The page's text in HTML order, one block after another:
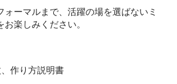
ォーマルまで、活躍の場を選ばないミ
楽しみください。
作り方説明書